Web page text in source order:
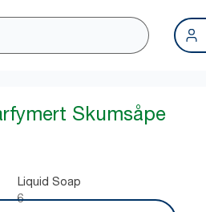
Skumsåpe
Liquid Soap
6